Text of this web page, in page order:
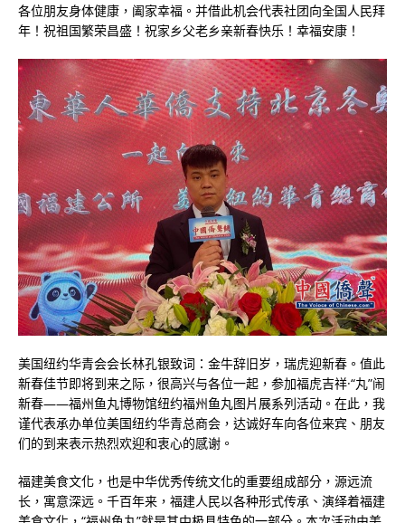
各位朋友身体健康，阖家幸福。并借此机会代表社团向全国人民拜
年！祝祖国繁荣昌盛！祝家乡父老乡亲新春快乐！幸福安康！
美国纽约华青会会长林孔银致词：金牛辞旧岁，瑞虎迎新春。值此
新春佳节即将到来之际，很高兴与各位一起，参加福虎吉祥·“丸”闹
新春——福州鱼丸博物馆纽约福州鱼丸图片展系列活动。在此，我
谨代表承办单位美国纽约华青总商会，达诚好车向各位来宾、朋友
们的到来表示热烈欢迎和衷心的感谢。
福建美食文化，也是中华优秀传统文化的重要组成部分，源远流
长，寓意深远。千百年来，福建人民以各种形式传承、演绎着福建